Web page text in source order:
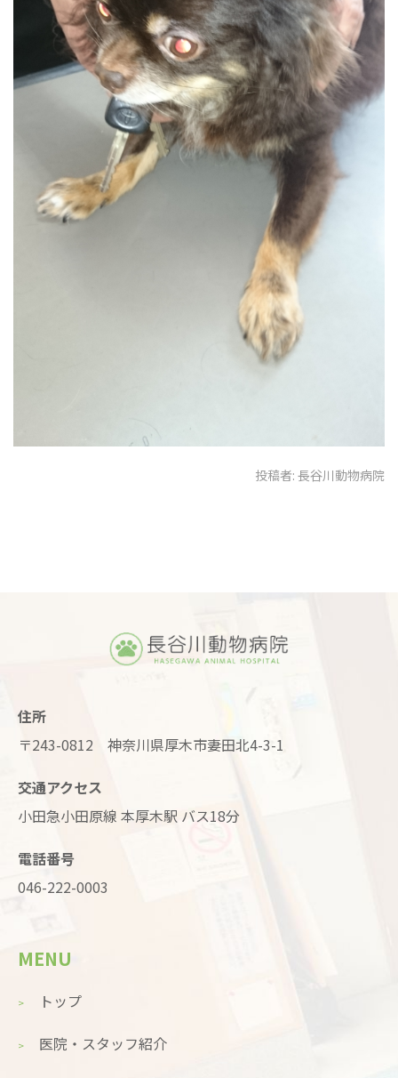
投稿者: 長谷川動物病院
住所
〒243-0812 神奈川県厚木市妻田北4-3-1
交通アクセス
小田急小田原線 本厚木駅 バス18分
電話番号
046-222-0003
MENU
トップ
医院・スタッフ紹介